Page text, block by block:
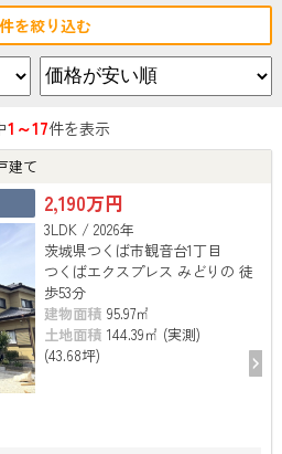
を絞り込む
1～17件を表示
建て
2,190万円
3LDK / 2026年
茨城県つくば市観音台1丁目
つくばエクスプレス みどりの 徒
歩53分
建物面積 95.97㎡
土地面積 144.39㎡ (実測)
(43.68坪)